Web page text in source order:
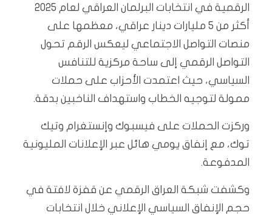
الرقمية في انتخابات البرلمان العراقي لعام 2025
أكثر من 5 مليارات دينار عراقي، معظمها على
منصات التواصل الاجتماعي ليعكس الرقم تحول
التواصل الرقمي إلى ساحة مركزية للتنافس
السياسي، حيث اعتمدت الأحزاب على حملات
ممولة لتوجيه الخطاب واستهداف الناخبين بدقة.
وركزت الحملات على فيسبوك وإنستغرام وتيك
توك، مع إنفاق يومي هائل عبر الإعلانات المليونية
المدفوعة.
وكشفت شبكة العراق الرقمي عن قفزة لافتة في
حجم الإنفاق السياسي الإعلاني خلال انتخابات